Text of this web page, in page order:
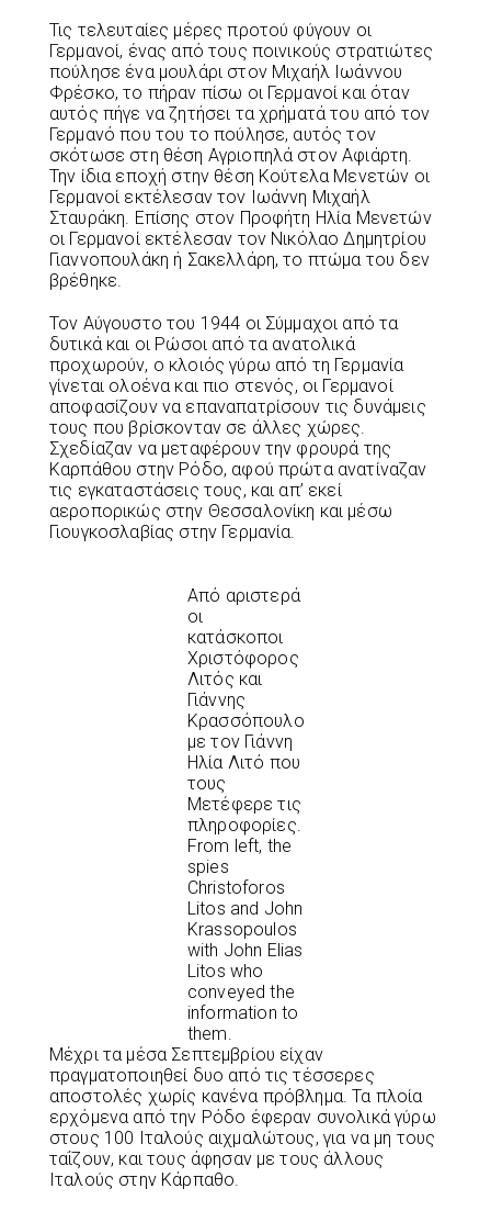
Τις τελευταίες μέρες προτού φύγουν οι
Γερμανοί, ένας από τους ποινικούς στρατιώτες
πούλησε ένα μουλάρι στον Μιχαήλ Ιωάννου
Φρέσκο, το πήραν πίσω οι Γερμανοί και όταν
αυτός πήγε να ζητήσει τα χρήματά του από τον
Γερμανό που του το πούλησε, αυτός τον
σκότωσε στη θέση Αγριοπηλά στον Αφιάρτη.
Την ίδια εποχή στην θέση Κούτελα Μενετών οι
Γερμανοί εκτέλεσαν τον Ιωάννη Μιχαήλ
Σταυράκη. Επίσης στον Προφήτη Ηλία Μενετών
οι Γερμανοί εκτέλεσαν τον Νικόλαο Δημητρίου
Γιαννοπουλάκη ή Σακελλάρη, το πτώμα του δεν
βρέθηκε.
Τον Αύγουστο του 1944 οι Σύμμαχοι από τα
δυτικά και οι Ρώσοι από τα ανατολικά
προχωρούν, ο κλοιός γύρω από τη Γερμανία
γίνεται ολοένα και πιο στενός, οι Γερμανοί
αποφασίζουν να επαναπατρίσουν τις δυνάμεις
τους που βρίσκονταν σε άλλες χώρες.
Σχεδίαζαν να μεταφέρουν την φρουρά της
Καρπάθου στην Ρόδο, αφού πρώτα ανατίναζαν
τις εγκαταστάσεις τους, και απ’ εκεί
αεροπορικώς στην Θεσσαλονίκη και μέσω
Γιουγκοσλαβίας στην Γερμανία.
Από αριστερά
οι
κατάσκοποι
Χριστόφορος
Λιτός και
Γιάννης
Κρασσόπουλο
με τον Γιάννη
Ηλία Λιτό που
τους
Μετέφερε τις
πληροφορίες.
From left, the
spies
Christoforos
Litos and John
Krassopoulos
with John Elias
Litos who
conveyed the
information to
them.
Μέχρι τα μέσα Σεπτεμβρίου είχαν
πραγματοποιηθεί δυο από τις τέσσερες
αποστολές χωρίς κανένα πρόβλημα. Τα πλοία
ερχόμενα από την Ρόδο έφεραν συνολικά γύρω
στους 100 Ιταλούς αιχμαλώτους, για να μη τους
ταΐζουν, και τους άφησαν με τους άλλους
Ιταλούς στην Κάρπαθο.